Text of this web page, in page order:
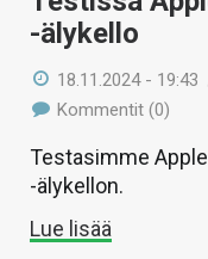
-älykello
18.11.2024 - 19:43
Kommentit (0)
Testasimme
-älykellon.
Lue lisää